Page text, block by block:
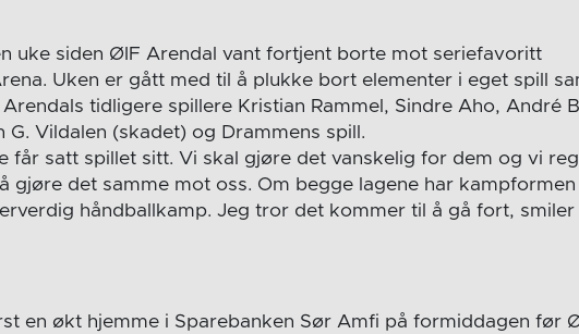
uke siden ØIF Arendal vant fortjent borte mot seriefavoritt
Uken er gått med til å plukke bort elementer i eget spill
tidligere spillere Kristian Rammel, Sindre Aho, André
G. Vildalen (skadet) og Drammens spill.
får satt spillet sitt. Vi skal gjøre det vanskelig for dem og vi
gjøre det samme mot oss. Om begge lagene har kampformen
håndballkamp. Jeg tror det kommer til å gå fort, smiler
en økt hjemme i Sparebanken Sør Amfi på formiddagen før